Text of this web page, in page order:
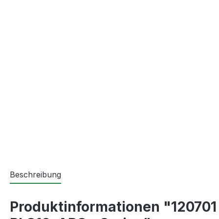
Beschreibung
Produktinformationen